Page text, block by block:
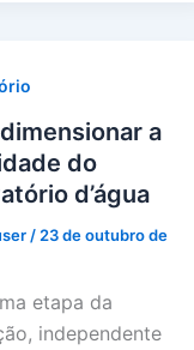
a
do
d’água
/ 23 de outubro de
etapa da
independente